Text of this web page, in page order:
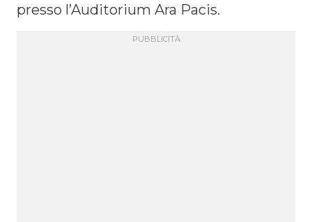
presso l’Auditorium Ara Pacis.